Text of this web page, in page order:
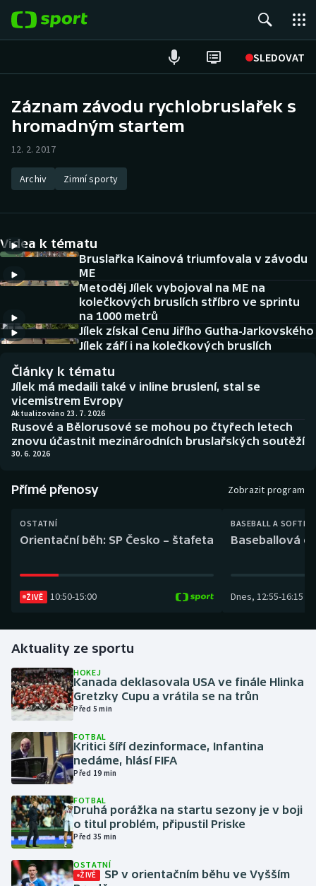
SLEDOVAT
Hokej
Atletika
DALŠÍ SPORTY
Americký fotbal
Baseball a softbal
Biatlon
Boby a skeleton
Curling
Dostihy
Futsal
Golf
Gymnastika
Házená
Jezdectví
Judo
Krasobruslení
Lezení
Lyže a snowboard
NEPŘEHLÉDNĚTE
Soutěže
Aplikace ČT sport
AZ kvíz
Záznam závodu rychlobruslařek s
hromadným startem
12. 2. 2017
Archiv Zimní sporty
Videa k tématu
Bruslařka Kainová triumfovala v závodu
ME
Metoděj Jílek vybojoval na ME na
kolečkových bruslích stříbro ve sprintu
na 1000 metrů
Jílek získal Cenu Jiřího Gutha-Jarkovského
Jílek září i na kolečkových bruslích
Články k tématu
Jílek má medaili také v inline bruslení, stal se
vicemistrem Evropy
Aktualizováno 23. 7. 2026
Rusové a Bělorusové se mohou po čtyřech letech
znovu účastnit mezinárodních bruslařských soutěží
30. 6. 2026
Přímé přenosy Zobrazit program
OSTATNÍ
Orientační běh: SP Česko – štafeta
ŽIVĚ 10:50-15:00
BASEBALL A
Baseballová
Dnes, 12:55-16:15
Aktuality ze sportu
HOKEJ
Kanada deklasovala USA ve finále Hlinka
Gretzky Cupu a vrátila se na trůn
Před 5 min
FOTBAL
Kritici šíří dezinformace, Infantina
nedáme, hlásí FIFA
Před 19 min
FOTBAL
Druhá porážka na startu sezony je v boji
o titul problém, připustil Priske
Před 35 min
OSTATNÍ
ŽIVĚ
SP v orientačním běhu ve Vyšším